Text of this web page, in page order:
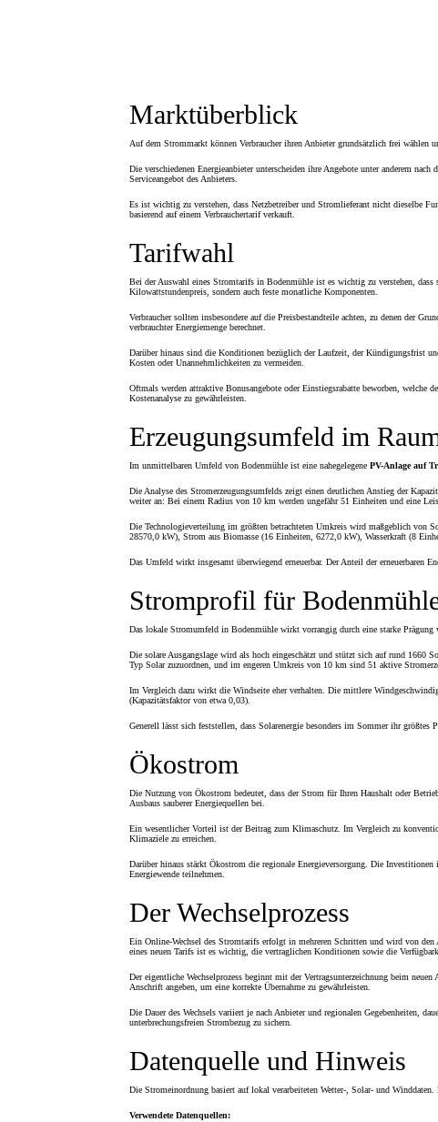
Marktüberblick
Auf dem Strommarkt können Verbraucher ihren Anbieter grundsätzlich frei wählen
Die verschiedenen Energieanbieter unterscheiden ihre Angebote unter anderem
Serviceangebot des Anbieters.
Es ist wichtig zu verstehen, dass Netzbetreiber und Stromlieferant nicht dieselbe
basierend auf einem Verbrauchertarif verkauft.
Tarifwahl
Bei der Auswahl eines Stromtarifs in Bodenmühle ist es wichtig zu verstehen, dass
Kilowattstundenpreis, sondern auch feste monatliche Komponenten.
Verbraucher sollten insbesondere auf die Preisbestandteile achten, zu denen der
verbrauchter Energiemenge berechnet.
Darüber hinaus sind die Konditionen bezüglich der Laufzeit, der Kündigungsfrist
Kosten oder Unannehmlichkeiten zu vermeiden.
Oftmals werden attraktive Bonusangebote oder Einstiegsrabatte beworben, welche
Kostenanalyse zu gewährleisten.
Erzeugungsumfeld im
Im unmittelbaren Umfeld von Bodenmühle ist eine nahegelegene PV-Anlage auf
Die Analyse des Stromerzeugungsumfelds zeigt einen deutlichen Anstieg der
weiter an: Bei einem Radius von 10 km werden ungefähr 51 Einheiten und eine
Die Technologieverteilung im größten betrachteten Umkreis wird maßgeblich von
28570,0 kW), Strom aus Biomasse (16 Einheiten, 6272,0 kW), Wasserkraft (8
Das Umfeld wirkt insgesamt überwiegend erneuerbar. Der Anteil der erneuerbaren
Stromprofil für
Das lokale Stromumfeld in Bodenmühle wirkt vorrangig durch eine starke Prägung
Die solare Ausgangslage wird als hoch eingeschätzt und stützt sich auf rund 1660
Typ Solar zuzuordnen, und im engeren Umkreis von 10 km sind 51 aktive
Im Vergleich dazu wirkt die Windseite eher verhalten. Die mittlere
(Kapazitätsfaktor von etwa 0,03).
Generell lässt sich feststellen, dass Solarenergie besonders im Sommer ihr
Ökostrom
Die Nutzung von Ökostrom bedeutet, dass der Strom für Ihren Haushalt oder
Ausbaus sauberer Energiequellen bei.
Ein wesentlicher Vorteil ist der Beitrag zum Klimaschutz. Im Vergleich zu
Klimaziele zu erreichen.
Darüber hinaus stärkt Ökostrom die regionale Energieversorgung. Die
Energiewende teilnehmen.
Der Wechselprozess
Ein Online-Wechsel des Stromtarifs erfolgt in mehreren Schritten und wird von
eines neuen Tarifs ist es wichtig, die vertraglichen Konditionen sowie die
Der eigentliche Wechselprozess beginnt mit der Vertragsunterzeichnung beim
Anschrift angeben, um eine korrekte Übernahme zu gewährleisten.
Die Dauer des Wechsels variiert je nach Anbieter und regionalen Gegebenheiten,
unterbrechungsfreien Strombezug zu sichern.
Datenquelle und Hinweis
Die Stromeinordnung basiert auf lokal verarbeiteten Wetter-, Solar- und
Verwendete Datenquellen: